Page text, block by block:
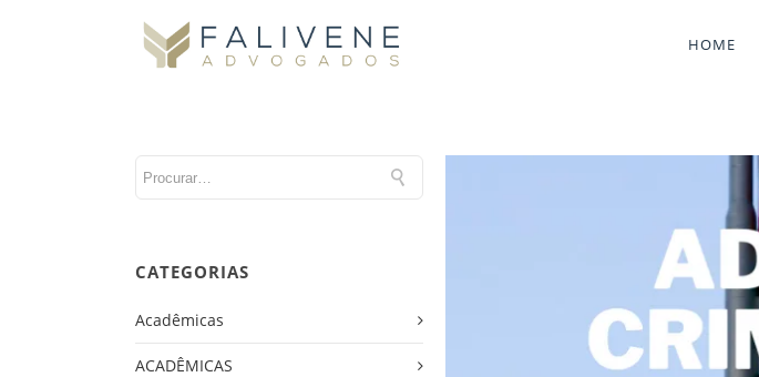
HOME
CATEGORIAS
Acadêmicas
ACADÊMICAS